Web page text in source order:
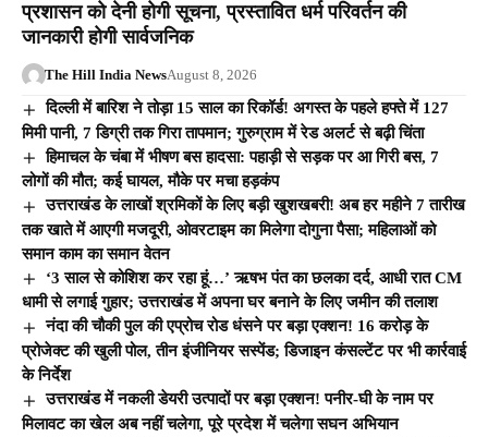
प्रशासन को देनी होगी सूचना, प्रस्तावित धर्म परिवर्तन की
जानकारी होगी सार्वजनिक
The Hill India NewsAugust 8, 2026
दिल्ली में बारिश ने तोड़ा 15 साल का रिकॉर्ड! अगस्त के पहले हफ्ते में 127
मिमी पानी, 7 डिग्री तक गिरा तापमान; गुरुग्राम में रेड अलर्ट से बढ़ी चिंता
हिमाचल के चंबा में भीषण बस हादसा: पहाड़ी से सड़क पर आ गिरी बस, 7
लोगों की मौत; कई घायल, मौके पर मचा हड़कंप
उत्तराखंड के लाखों श्रमिकों के लिए बड़ी खुशखबरी! अब हर महीने 7 तारीख
तक खाते में आएगी मजदूरी, ओवरटाइम का मिलेगा दोगुना पैसा; महिलाओं को
समान काम का समान वेतन
‘3 साल से कोशिश कर रहा हूं…’ ऋषभ पंत का छलका दर्द, आधी रात CM
धामी से लगाई गुहार; उत्तराखंड में अपना घर बनाने के लिए जमीन की तलाश
नंदा की चौकी पुल की एप्रोच रोड धंसने पर बड़ा एक्शन! 16 करोड़ के
प्रोजेक्ट की खुली पोल, तीन इंजीनियर सस्पेंड; डिजाइन कंसल्टेंट पर भी कार्रवाई
के निर्देश
उत्तराखंड में नकली डेयरी उत्पादों पर बड़ा एक्शन! पनीर-घी के नाम पर
मिलावट का खेल अब नहीं चलेगा, पूरे प्रदेश में चलेगा सघन अभियान